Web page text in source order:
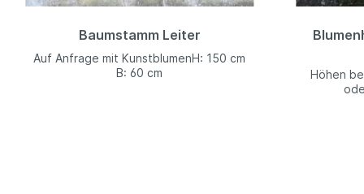
Baumstamm Leiter
Auf Anfrage mit KunstblumenH: 150 cm
B: 60 cm
Höhen